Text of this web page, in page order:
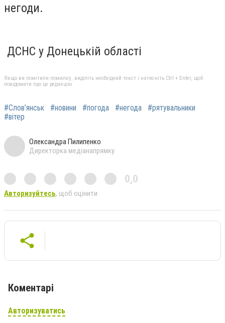
негоди.
ДСНС у Донецькій області
Якщо ви помітили помилку, виділіть необхідний текст і натисніть Ctrl + Enter, щоб
повідомити про це редакцію
#Слов’янськ #новини #погода #негода
#рятувальники
#вітер
Олександра Пилипенко
Директорка медіанапрямку
0,0
Авторизуйтесь, щоб оцінити
Коментарі
Авторизуватись